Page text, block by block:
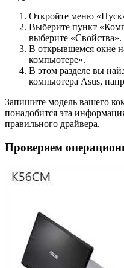
Откройте меню
Выберите пункт
выберите «Свойства».
В открывшемся окне
компьютере».
В этом разделе вы
компьютера Asus,
Запишите модель вашего
понадобится эта
правильного драйвера.
Проверяем